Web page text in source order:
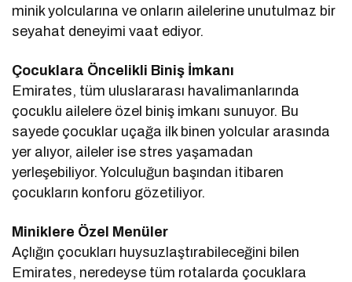
minik yolcularına ve onların ailelerine unutulmaz bir
seyahat deneyimi vaat ediyor.
Çocuklara Öncelikli Biniş İmkanı
Emirates, tüm uluslararası havalimanlarında
çocuklu ailelere özel biniş imkanı sunuyor. Bu
sayede çocuklar uçağa ilk binen yolcular arasında
yer alıyor, aileler ise stres yaşamadan
yerleşebiliyor. Yolculuğun başından itibaren
çocukların konforu gözetiliyor.
Miniklere Özel Menüler
Açlığın çocukları huysuzlaştırabileceğini bilen
Emirates, neredeyse tüm rotalarda çocuklara